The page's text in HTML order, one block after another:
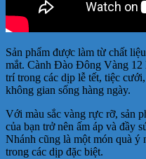
Sản phẩm được làm từ chất
mắt. Cành Đào Đông Vàng 12
trí trong các dịp lễ tết, tiệc
không gian sống hàng ngày.
Với màu sắc vàng rực rỡ, sản
của bạn trở nên ấm áp và đầy
Nhánh cũng là một món quà ý
trong các dịp đặc biệt.